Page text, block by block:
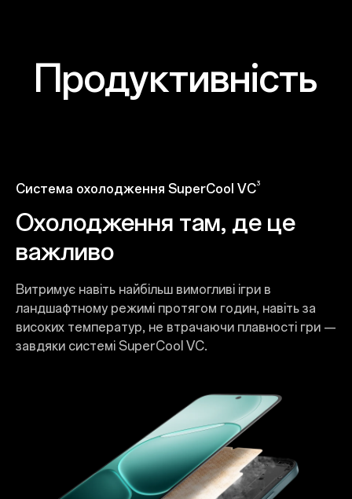
Продуктивність
Система охолодження SuperCool VC3
Охолодження там, де це
важливо
Витримує навіть найбільш вимогливі ігри в
ландшафтному режимі протягом годин, навіть за
високих температур, не втрачаючи плавності гри —
завдяки системі SuperCool VC.